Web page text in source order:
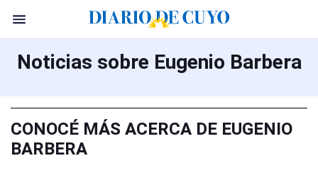
Noticias sobre Eugenio Barbera
CONOCÉ MÁS ACERCA DE EUGENIO
BARBERA